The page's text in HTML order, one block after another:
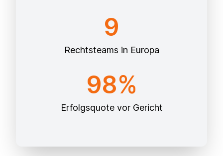
9
Rechtsteams in Europa
98%
Erfolgsquote vor Gericht